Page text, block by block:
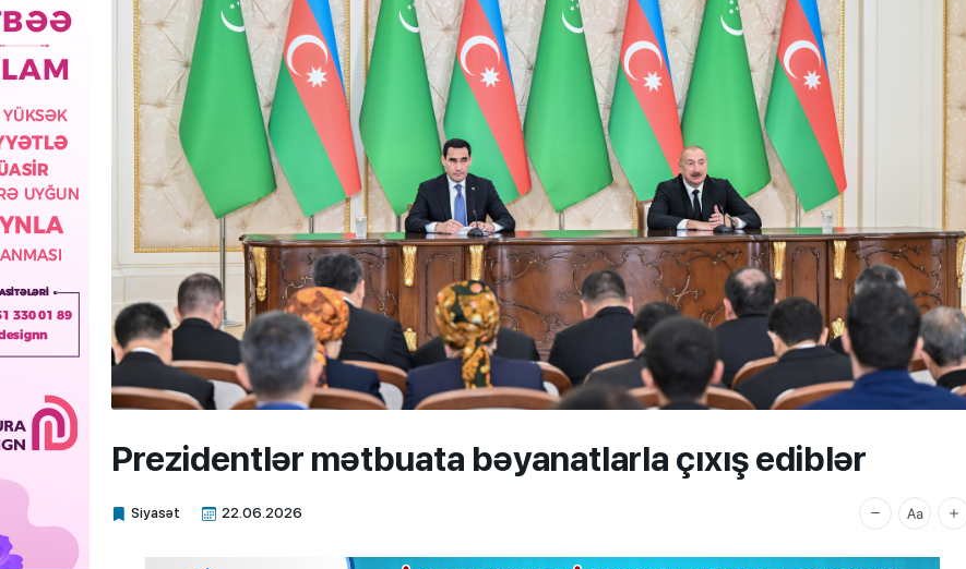
Prezidentlər mətbuata bəyanatlarla çıxış ediblər
Siyasət 22.06.2026
Xalq.Online